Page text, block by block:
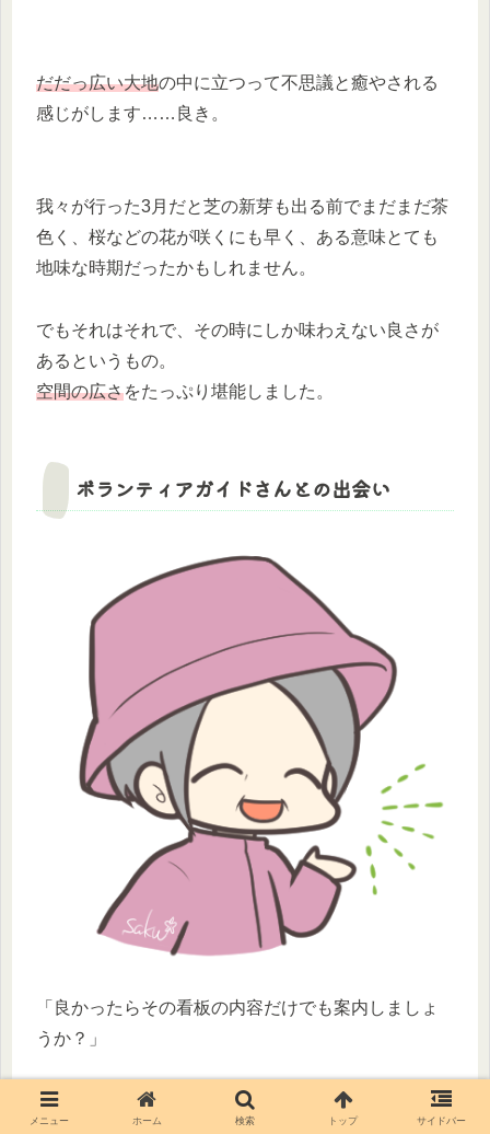
だだっ広い大地の中に立つって不思議と癒やされる
感じがします……良き。
我々が行った3月だと芝の新芽も出る前でまだまだ茶
色く、桜などの花が咲くにも早く、ある意味とても
地味な時期だったかもしれません。
でもそれはそれで、その時にしか味わえない良さが
あるというもの。
空間の広さをたっぷり堪能しました。
ボランティアガイドさんとの出会い
「良かったらその看板の内容だけでも案内しましょ
うか？」
不意に声を掛けられて振り向けば、とても柔らかな
メニュー ホーム 検索 トップ サイドバー